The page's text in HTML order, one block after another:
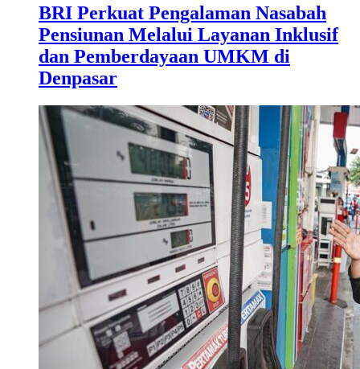
BRI Perkuat Pengalaman Nasabah
Pensiunan Melalui Layanan Inklusif
dan Pemberdayaan UMKM di
Denpasar